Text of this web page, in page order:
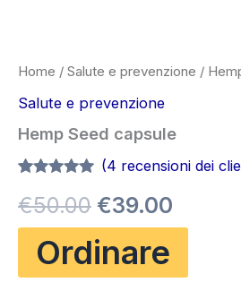
Home / Salute e prevenzione /
Salute e prevenzione
Hemp Seed capsule
su 5 su
base di
recensioni
(4 recensioni dei
€50.00 Il
prezzo
originale
€39.00
attuale
Ordinare